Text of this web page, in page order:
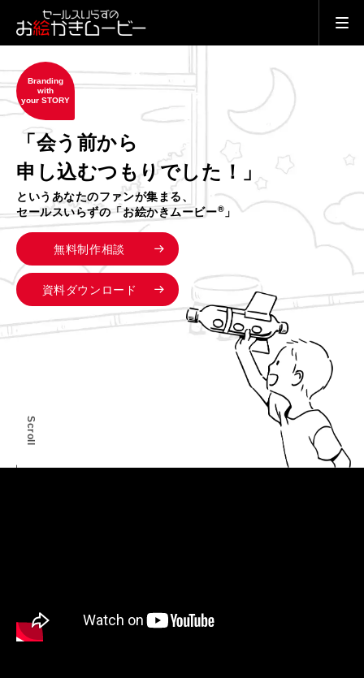
Branding
with
your STORY
「会う前から
申し込むつもりでした！」
というあなたのファンが集まる、
セールスいらずの「お絵かきムービー® 」
無料制作相談
資料ダウンロード
Scroll